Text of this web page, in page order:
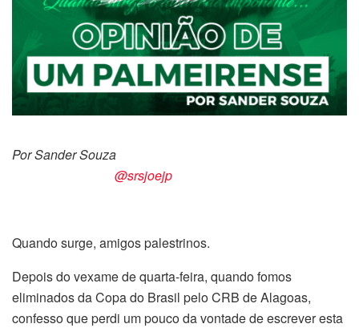
Por Sander Souza
@srsjoejp
Quando surge, amigos palestrinos.
Depois do vexame de quarta-feira, quando fomos
eliminados da Copa do Brasil pelo CRB de Alagoas,
confesso que perdi um pouco da vontade de escrever esta